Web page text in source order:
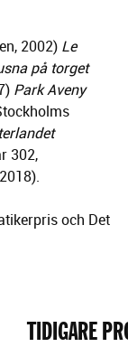
2002) Le
på torget
Park Aveny
302,
och Det
TIDIGARE